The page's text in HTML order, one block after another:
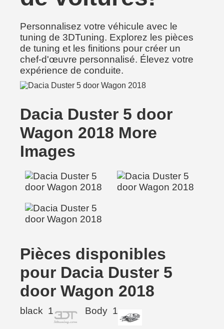
Personnalisez votre véhicule avec le
tuning de 3DTuning. Explorez les pièces
de tuning et les finitions pour créer un
chef-d'œuvre personnalisé. Élevez votre
expérience de conduite.
Dacia Duster 5 door
Wagon 2018 More
Images
Pièces disponibles
pour Dacia Duster 5
door Wagon 2018
black 1 Body 1